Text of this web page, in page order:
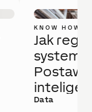
KNOW HOW
Jak
system
Postaw
Data